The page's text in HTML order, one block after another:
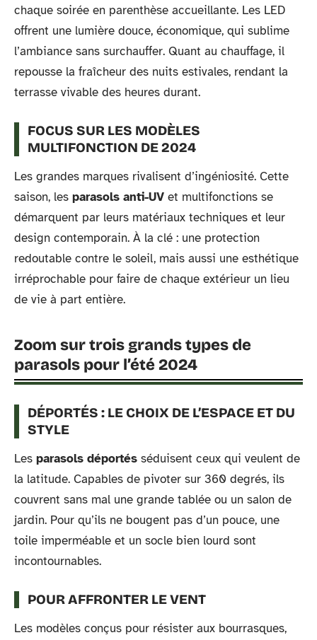
chaque soirée en parenthèse accueillante. Les LED
offrent une lumière douce, économique, qui sublime
l’ambiance sans surchauffer. Quant au chauffage, il
repousse la fraîcheur des nuits estivales, rendant la
terrasse vivable des heures durant.
FOCUS SUR LES MODÈLES
MULTIFONCTION DE 2024
Les grandes marques rivalisent d’ingéniosité. Cette
saison, les parasols anti-UV et multifonctions se
démarquent par leurs matériaux techniques et leur
design contemporain. À la clé : une protection
redoutable contre le soleil, mais aussi une esthétique
irréprochable pour faire de chaque extérieur un lieu
de vie à part entière.
Zoom sur trois grands types de
parasols pour l’été 2024
DÉPORTÉS : LE CHOIX DE L’ESPACE ET DU
STYLE
Les parasols déportés séduisent ceux qui veulent de
la latitude. Capables de pivoter sur 360 degrés, ils
couvrent sans mal une grande tablée ou un salon de
jardin. Pour qu’ils ne bougent pas d’un pouce, une
toile imperméable et un socle bien lourd sont
incontournables.
POUR AFFRONTER LE VENT
Les modèles conçus pour résister aux bourrasques,